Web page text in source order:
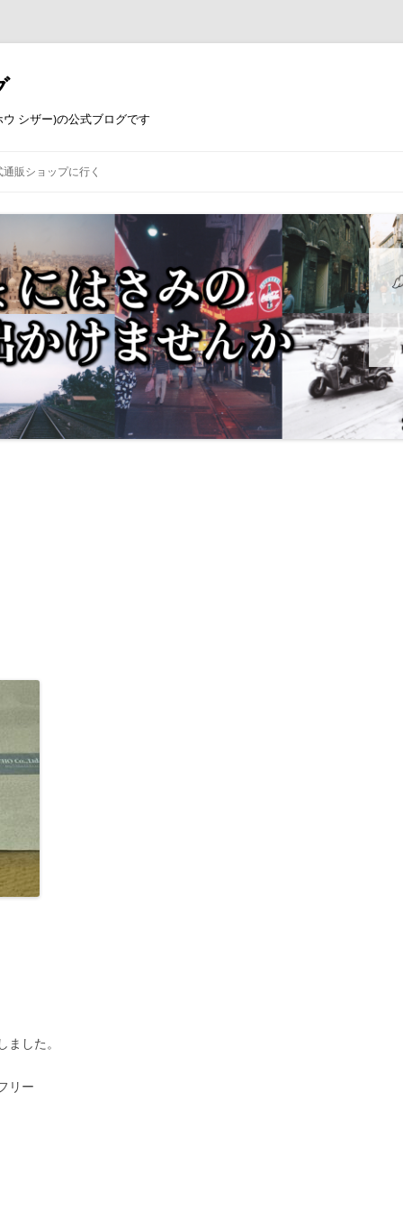
シザー)の公式ブログです
販ショップに行く
した。
リー